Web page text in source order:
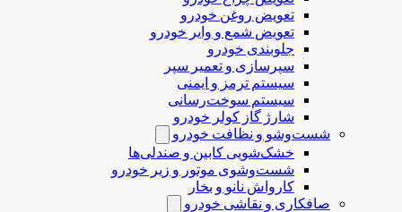
تعویض روغن خودرو
تعویض شمع و وایر خودرو
جلوبندی خودرو
سپرسازی و تعمیر سپر
سیستم ترمز و ایمنی
سیستم سوخت‌رسانی
شارژ گاز کولر خودرو
شست‌وشو و نظافت خودرو
خشک‌شویی کابین و صندلی‌ها
شست‌وشوی موتور و زیر خودرو
کارواش نانو و بخار
صافکاری و نقاشی خودرو